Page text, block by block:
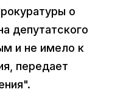
о
депутатского
и не имело к
передает